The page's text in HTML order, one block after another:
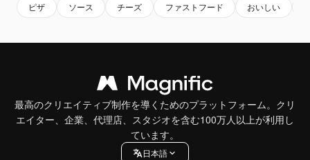
ピザ ソース チーズ ファストフード おいしい
最高のクリエイティブ制作を導くためのプラットフォーム。クリ
エイター、企業、代理店、スタジオを含む100万人以上が利用し
ています。
日本語